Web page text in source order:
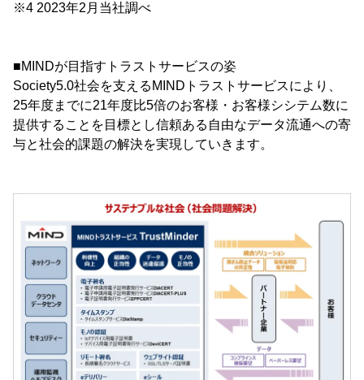
※4 2023年2月当社調べ
■MINDが目指すトラストサービスの姿
Society5.0社会を支えるMINDトラストサービスにより、
25年度までに21年度比5倍のお客様・お客様シシテム数に
提供することを目標とし信頼ある自由なデータ流通への寄
与と社会的課題の解決を実現していきます。